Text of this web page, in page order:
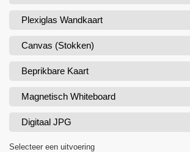
Plexiglas Wandkaart
Canvas (Stokken)
Beprikbare Kaart
Magnetisch Whiteboard
Digitaal JPG
Selecteer een uitvoering